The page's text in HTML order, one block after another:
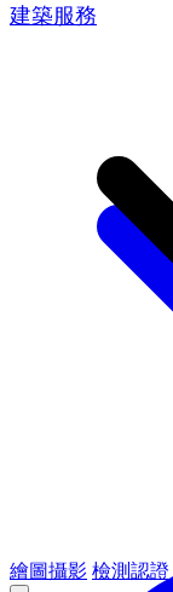
建築服務
繪圖攝影 檢測認證